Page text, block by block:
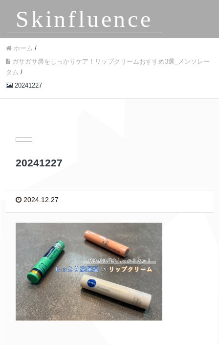
Skinfluence
ホーム /
ガサガサ唇をしっかりケア！リップクリームおすすめ3選_メンソレー
タム /
20241227
20241227
2024.12.27